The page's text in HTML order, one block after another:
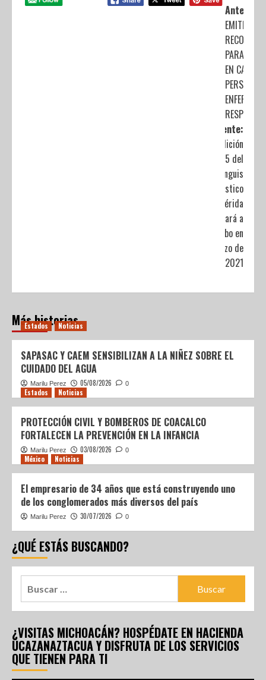
Anterior:
EMITE
PARA EL
EN CASA DE
Siguiente:
La edición
45 del
Tianguis
Turístico
en Mérida
se llevará a
cabo en
marzo de
2021
Más historias
Estados Noticias
SAPASAC Y CAEM SENSIBILIZAN A LA NIÑEZ SOBRE EL
CUIDADO DEL AGUA
Marilu Perez 05/08/2026 0
Estados Noticias
PROTECCIÓN CIVIL Y BOMBEROS DE COACALCO
FORTALECEN LA PREVENCIÓN EN LA INFANCIA
Marilu Perez 03/08/2026 0
México Noticias
El empresario de 34 años que está construyendo uno
de los conglomerados más diversos del país
Marilu Perez 30/07/2026 0
¿QUÉ ESTÁS BUSCANDO?
¿VISITAS MICHOACÁN? HOSPÉDATE EN HACIENDA
UCAZANAZTACUA Y DISFRUTA DE LOS SERVICIOS
QUE TIENEN PARA TI